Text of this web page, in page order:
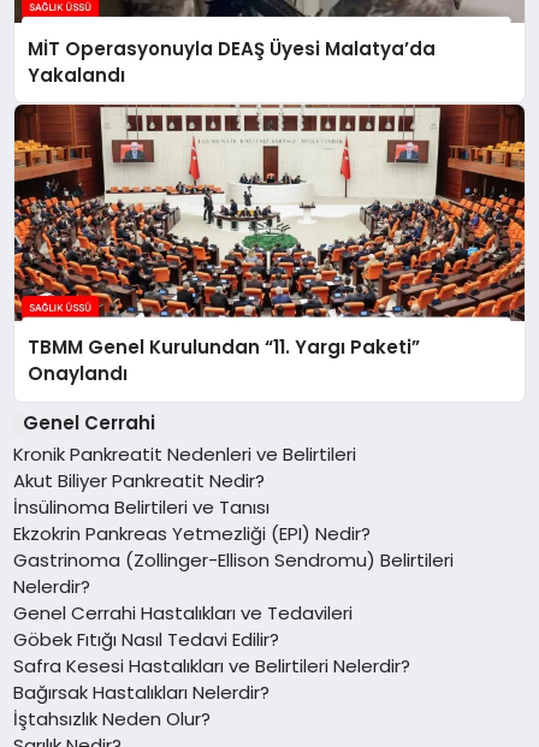
MİT Operasyonuyla DEAŞ Üyesi Malatya’da
Yakalandı
TBMM Genel Kurulundan “11. Yargı Paketi”
Onaylandı
Genel Cerrahi
Kronik Pankreatit Nedenleri ve Belirtileri
Akut Biliyer Pankreatit Nedir?
İnsülinoma Belirtileri ve Tanısı
Ekzokrin Pankreas Yetmezliği (EPI) Nedir?
Gastrinoma (Zollinger-Ellison Sendromu) Belirtileri
Nelerdir?
Genel Cerrahi Hastalıkları ve Tedavileri
Göbek Fıtığı Nasıl Tedavi Edilir?
Safra Kesesi Hastalıkları ve Belirtileri Nelerdir?
Bağırsak Hastalıkları Nelerdir?
İştahsızlık Neden Olur?